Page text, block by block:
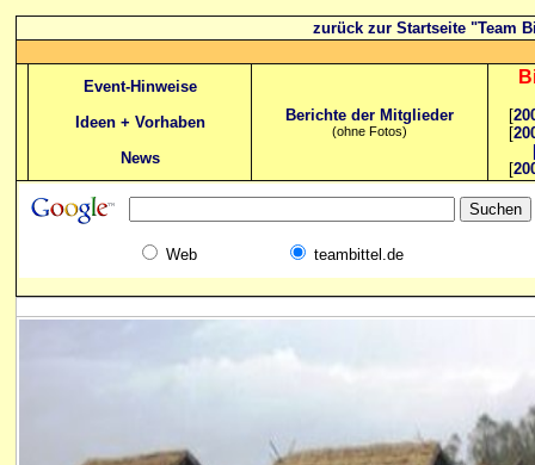
zurück zur Startseite "Team
Event-Hinweise
Ideen + Vorhaben
News
Berichte der Mitglieder
(ohne Fotos)
[
[
[
Web teambittel.de